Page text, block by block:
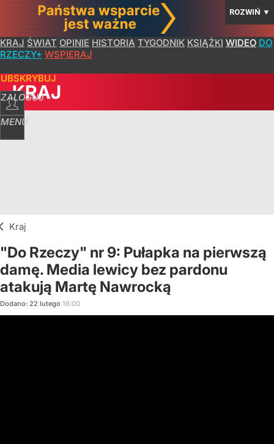
ROZWIŃ ▼
KRAJ ŚWIAT OPINIE HISTORIA TYGODNIK KSIĄŻKI WIDEO DO
RZECZY+ WSPIERAJ
ZALOGUJ
MENU
KRAJ
Kraj
"Do Rzeczy" nr 9: Pułapka na pierwszą
damę. Media lewicy bez pardonu
atakują Martę Nawrocką
Dodano: 22 lutego 16:00